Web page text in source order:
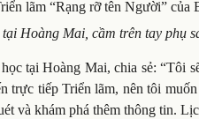
Hoàng Mai, cầm trên tay phụ
tại Hoàng Mai, chia sẻ: “Tôi
trực tiếp Triển lãm, nên tôi
và khám phá thêm thông tin.